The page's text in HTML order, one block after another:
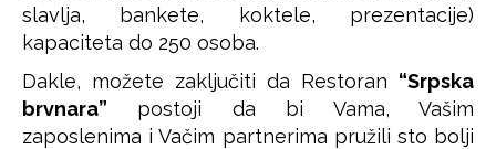
slavlja, bankete, koktele, prezentacije)
kapaciteta do 250 osoba.
Dakle, možete zaključiti da Restoran “Srpska
brvnara” postoji da bi Vama, Vašim
zaposlenima i Vačim partnerima pružili sto bolji